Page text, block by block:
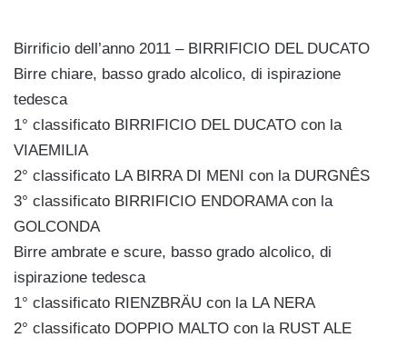
Birrificio dell’anno 2011 – BIRRIFICIO DEL DUCATO
Birre chiare, basso grado alcolico, di ispirazione
tedesca
1° classificato BIRRIFICIO DEL DUCATO con la
VIAEMILIA
2° classificato LA BIRRA DI MENI con la DURGNÊS
3° classificato BIRRIFICIO ENDORAMA con la
GOLCONDA
Birre ambrate e scure, basso grado alcolico, di
ispirazione tedesca
1° classificato RIENZBRÄU con la LA NERA
2° classificato DOPPIO MALTO con la RUST ALE